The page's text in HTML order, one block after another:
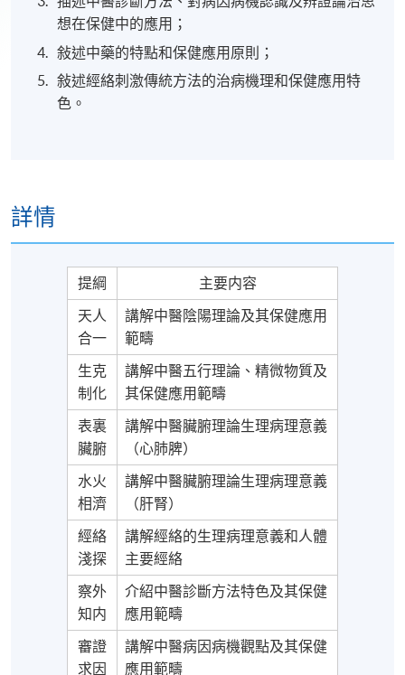
想在保健中的應用；
敍述中藥的特點和保健應用原則；
敍述經絡刺激傳統方法的治病機理和保健應用特
色。
詳情
提綱
主要内容
天人
合一
講解中醫陰陽理論及其保健應用
範疇
生克
制化
講解中醫五行理論、精微物質及
其保健應用範疇
表裏
臟腑
講解中醫臟腑理論生理病理意義
（心肺脾）
水火
相濟
講解中醫臟腑理論生理病理意義
（肝腎）
經絡
淺探
講解經絡的生理病理意義和人體
主要經絡
察外
知内
介紹中醫診斷方法特色及其保健
應用範疇
審證
求因
講解中醫病因病機觀點及其保健
應用範疇